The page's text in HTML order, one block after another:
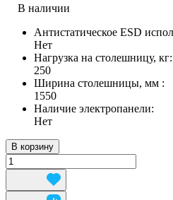
В наличии
Антистатическое ESD
Нет
Нагрузка на столешницу, кг:
250
Ширина столешницы, мм :
1550
Наличие электропанели:
Нет
В корзину